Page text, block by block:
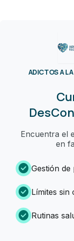
ADICTOS A
Encuentra el
en
check_circle Gestión de
check_circle Límites sin
check_circle Rutinas